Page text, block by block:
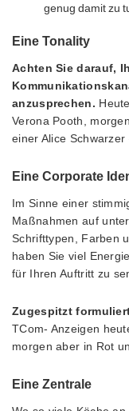
genug damit zu
Eine Tonality
Achten Sie darauf,
anzusprechen.
Verona Pooth,
einer Alice
Eine Corporate
Im Sinne einer
Maßnahmen auf
Schrifttypen, Farben
haben Sie viel
für Ihren Auftritt zu
Zugespitzt
TCom- Anzeigen
morgen aber in Rot
Eine Zentrale